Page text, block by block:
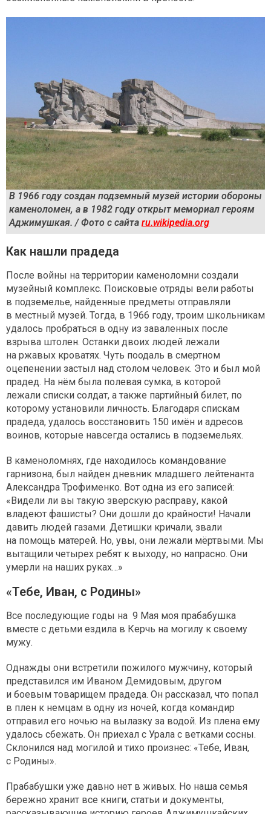
В 1966 году создан подземный музей истории обороны
каменоломен, а в 1982 году открыт мемориал героям
Аджимушкая. / Фото с сайта ru.wikipedia.org
Как нашли прадеда
После войны на территории каменоломни создали
музейный комплекс. Поисковые отряды вели работы
в подземелье, найденные предметы отправляли
в местный музей. Тогда, в 1966 году, троим школьникам
удалось пробраться в одну из заваленных после
взрыва штолен. Останки двоих людей лежали
на ржавых кроватях. Чуть поодаль в смертном
оцепенении застыл над столом человек. Это и был мой
прадед. На нём была полевая сумка, в которой
лежали списки солдат, а также партийный билет, по
которому установили личность. Благодаря спискам
прадеда, удалось восстановить 150 имён и адресов
воинов, которые навсегда остались в подземельях.
В каменоломнях, где находилось командование
гарнизона, был найден дневник младшего лейтенанта
Александра Трофименко. Вот одна из его записей:
«Видели ли вы такую зверскую расправу, какой
владеют фашисты? Они дошли до крайности! Начали
давить людей газами. Детишки кричали, звали
на помощь матерей. Но, увы, они лежали мёртвыми. Мы
вытащили четырех ребят к выходу, но напрасно. Они
умерли на наших руках…»
«Тебе, Иван, с Родины»
Все последующие годы на 9 Мая моя прабабушка
вместе с детьми ездила в Керчь на могилу к своему
мужу.
Однажды они встретили пожилого мужчину, который
представился им Иваном Демидовым, другом
и боевым товарищем прадеда. Он рассказал, что попал
в плен к немцам в одну из ночей, когда командир
отправил его ночью на вылазку за водой. Из плена ему
удалось сбежать. Он приехал с Урала с ветками сосны.
Склонился над могилой и тихо произнес: «Тебе, Иван,
с Родины».
Прабабушки уже давно нет в живых. Но наша семья
бережно хранит все книги, статьи и документы,